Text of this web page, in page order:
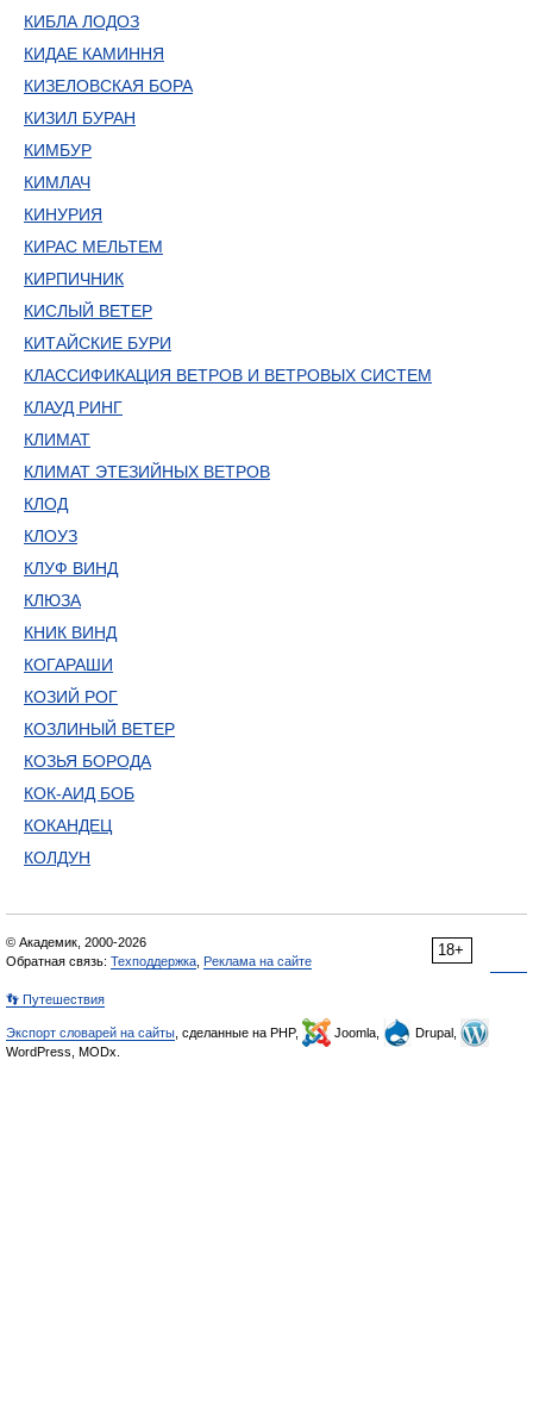
КИБЛА ЛОДОЗ
КИДАЕ КАМИННЯ
КИЗЕЛОВСКАЯ БОРА
КИЗИЛ БУРАН
КИМБУР
КИМЛАЧ
КИНУРИЯ
КИРАС МЕЛЬТЕМ
КИРПИЧНИК
КИСЛЫЙ ВЕТЕР
КИТАЙСКИЕ БУРИ
КЛАССИФИКАЦИЯ ВЕТРОВ И ВЕТРОВЫХ СИСТЕМ
КЛАУД РИНГ
КЛИМАТ
КЛИМАТ ЭТЕЗИЙНЫХ ВЕТРОВ
КЛОД
КЛОУЗ
КЛУФ ВИНД
КЛЮЗА
КНИК ВИНД
КОГАРАШИ
КОЗИЙ РОГ
КОЗЛИНЫЙ ВЕТЕР
КОЗЬЯ БОРОДА
КОК-АИД БОБ
КОКАНДЕЦ
КОЛДУН
18+
© Академик, 2000-2026
Обратная связь: Техподдержка Реклама на сайте
👣 Путешествия
Экспорт словарей на сайты , сделанные на PHP, Joomla,
Drupal,
WordPress, MODx.